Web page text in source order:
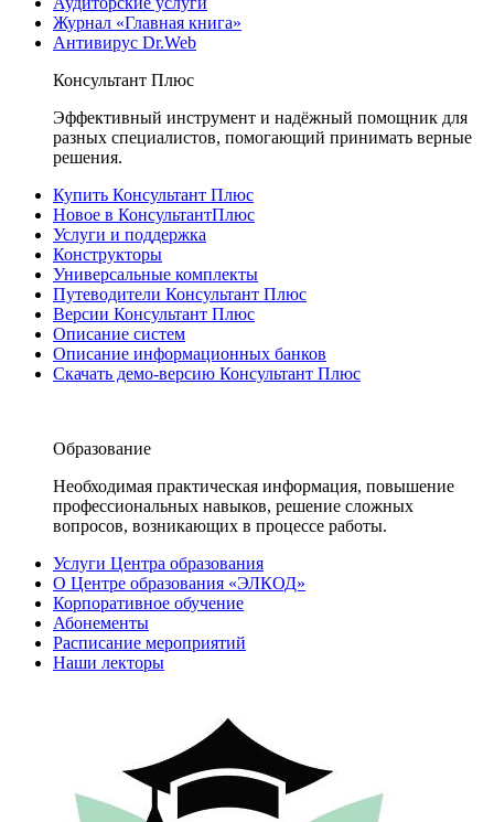
Журнал «Главная книга»
Антивирус Dr.Web
Консультант Плюс
Эффективный инструмент и надёжный помощник для
разных специалистов, помогающий принимать верные
решения.
Купить Консультант Плюс
Новое в КонсультантПлюс
Услуги и поддержка
Конструкторы
Универсальные комплекты
Путеводители Консультант Плюс
Версии Консультант Плюс
Описание систем
Описание информационных банков
Скачать демо-версию Консультант Плюс
Образование
Необходимая практическая информация, повышение
профессиональных навыков, решение сложных
вопросов, возникающих в процессе работы.
Услуги Центра образования
О Центре образования «ЭЛКОД»
Корпоративное обучение
Абонементы
Расписание мероприятий
Наши лекторы